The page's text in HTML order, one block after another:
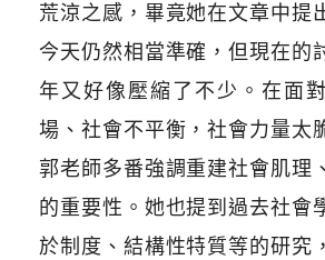
荒涼之感，畢竟她在文章中提
今天仍然相當準確，但現在的
年又好像壓縮了不少。在面
場、社會不平衡，社會力量太
郭老師多番強調重建社會肌理
的重要性。她也提到過去社會
於制度、結構性特質等的研究